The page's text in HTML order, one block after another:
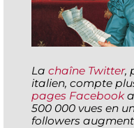
La chaîne Twitter,
italien, compte
pages Facebook
500 000 vues en
followers